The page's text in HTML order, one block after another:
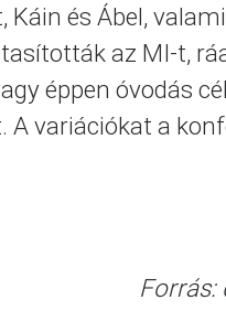
és Ábel,
az MI-t,
éppen óvodás
A variációkat a
Forrás: